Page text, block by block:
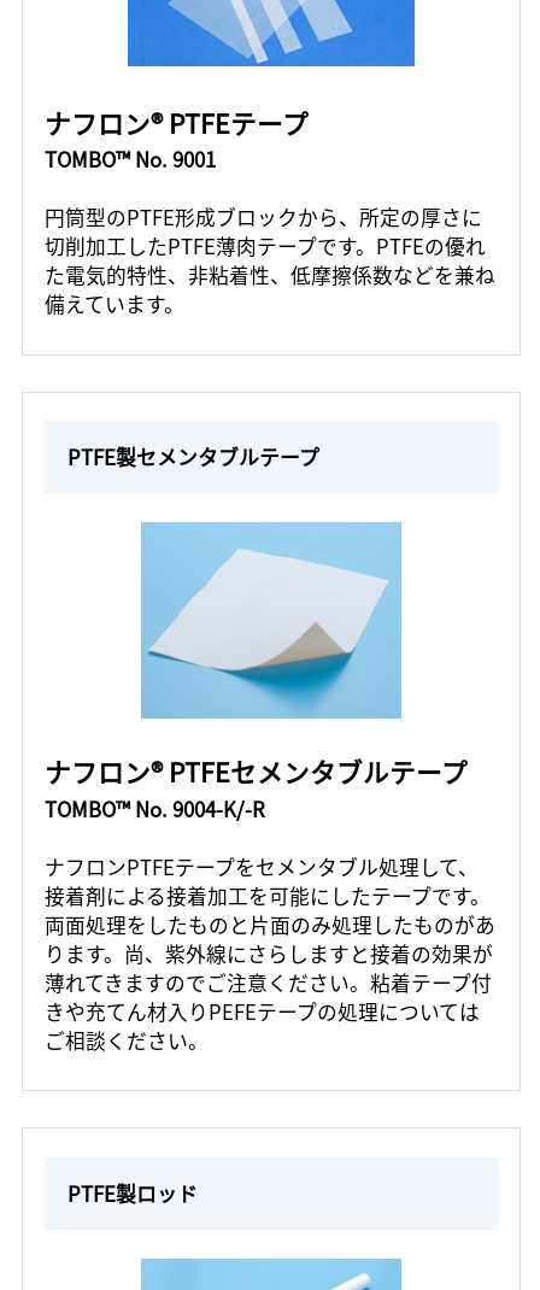
ナフロン® PTFEテープ
TOMBO™ No. 9001
円筒型のPTFE形成ブロックから、所定の厚さに
切削加工したPTFE薄肉テープです。PTFEの優れ
た電気的特性、非粘着性、低摩擦係数などを兼ね
備えています。
PTFE製セメンタブルテープ
ナフロン® PTFEセメンタブルテープ
TOMBO™ No. 9004-K/-R
ナフロンPTFEテープをセメンタブル処理して、
接着剤による接着加工を可能にしたテープです。
両面処理をしたものと片面のみ処理したものがあ
ります。尚、紫外線にさらしますと接着の効果が
薄れてきますのでご注意ください。粘着テープ付
きや充てん材入りPEFEテープの処理については
ご相談ください。
PTFE製ロッド